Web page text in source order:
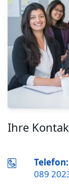
Ihre
Telefon:
089